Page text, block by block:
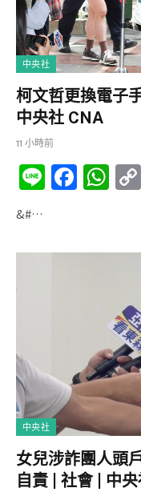
中央社
柯文哲更換電子
中央社 CNA
11 小時前
Li
n
F
a
e
k
W
h
s
p
p
&#…
中央社
女兒涉詐團人頭
自責 | 社會 | 中